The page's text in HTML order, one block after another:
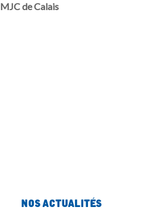
MJC de Calais
Nos actualités